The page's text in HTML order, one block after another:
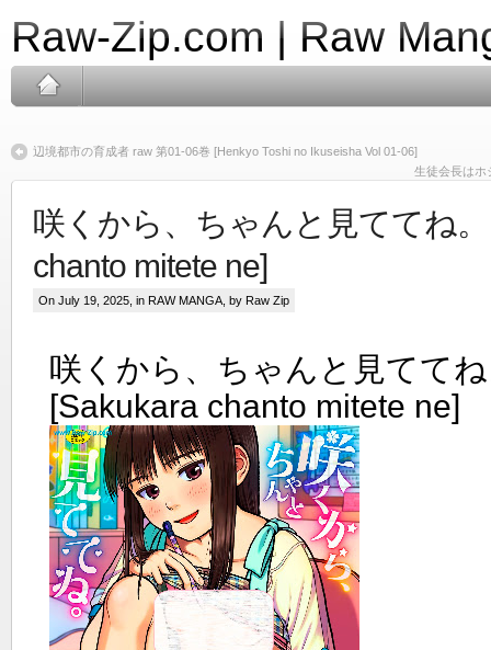
Raw-Zip.com | Raw
辺境都市の育成者 raw 第01-06巻 [Henkyo Toshi no Ikuseisha Vol 01-06]
生徒会長はホ
咲くから、ちゃんと見ててね
chanto mitete ne]
On July 19, 2025, in RAW MANGA , by Raw Zip
咲くから、ちゃんと見てて
[Sakukara chanto mitete ne]